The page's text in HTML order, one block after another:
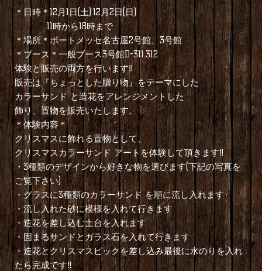
＊日時＊12月1日(土).12月2日(日)
11時から18時まで
＊場所＊ポートメッセ名古屋2号館、3号館
＊ブース＊一般ブース3号館D-311.312
体験と販売の両方を行います‼︎
販売は『ちょっとした贈り物』をテーマにした
カラーサンド と造花をアレンジメントした
飾り、置物を販売いたします。
＊体験内容＊
クリスマスに飾れる置物として、
クリスマスカラーサンド アートを体験して頂きます‼︎
・3種類のデザインから好きな物を選びます(下記の写真を
ご覧下さい)
・グラスに3種類のカラーサンド を順に流し入れます
・流し入れた砂に模様を入れて行きます
・造花を差し込む土台を入れます
・固まるサンドとガラス石を入れて行きます
・造花とクリスマスピックを差し込み最後に水のりを入れ
たら完成です‼︎